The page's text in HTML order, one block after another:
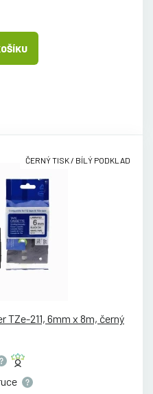
ČERNÝ TISK / BÍLÝ PODKLAD
211, 6mm x 8m, černý